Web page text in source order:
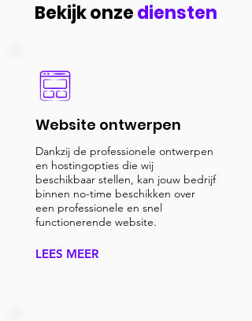
Bekijk onzediensten
Website ontwerpen
Dankzij de professionele ontwerpen
en hostingopties die wij
beschikbaar stellen, kan jouw bedrijf
binnen no-time beschikken over
een professionele en snel
functionerende website.
LEES MEER